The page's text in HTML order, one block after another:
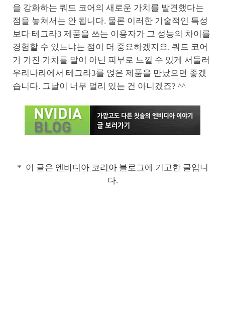
을 강화하는 쿼드 코어의 새로운 가치를 발견했다는
점을 놓쳐서는 안 됩니다. 물론 이러한 기술적인 특성
보다 테그라3 제품을 쓰는 이용자가 그 성능의 차이를
경험할 수 있느냐는 점이 더 중요하겠지요. 쿼드 코어
가 가진 가치를 말이 아닌 피부로 느낄 수 있게 서둘러
우리나라에서 테그라3를 얹은 제품을 만났으면 좋겠
습니다. 그날이 너무 멀리 있는 건 아니겠죠? ^^
* 이 글은 엔비디아 코리아 블로그에 기고한 글입니
다.